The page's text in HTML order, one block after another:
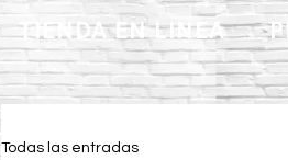
TIENDA EN LINEA
Todas las entradas